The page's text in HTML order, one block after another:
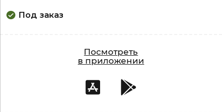
Под заказ
Посмотреть
в приложении